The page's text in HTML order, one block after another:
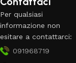
Per qualsiasi
informazione non
esitare a contattarci:
091968719